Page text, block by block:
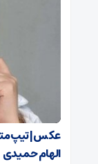
عکس | تیپ
الهام حمیدی